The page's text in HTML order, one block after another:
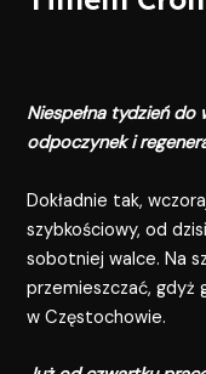
Niespełna tydzień do
odpoczynek i
Dokładnie tak,
szybkościowy, od
sobotniej walce. Na
przemieszczać, gdyż
w Częstochowie.